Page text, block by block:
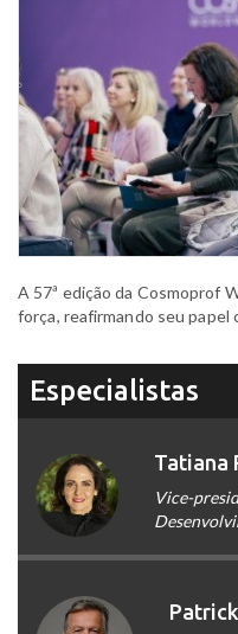
A 57ª edição da Cosmoprof
força, reafirmando seu
Especialistas
Tatiana
Vice-